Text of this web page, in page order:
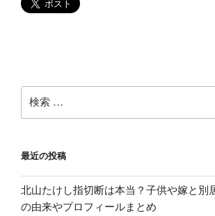
シ
検
索:
最近の投稿
北山たけし指切断は本当？子供や嫁と別
の由来やプロフィールまとめ